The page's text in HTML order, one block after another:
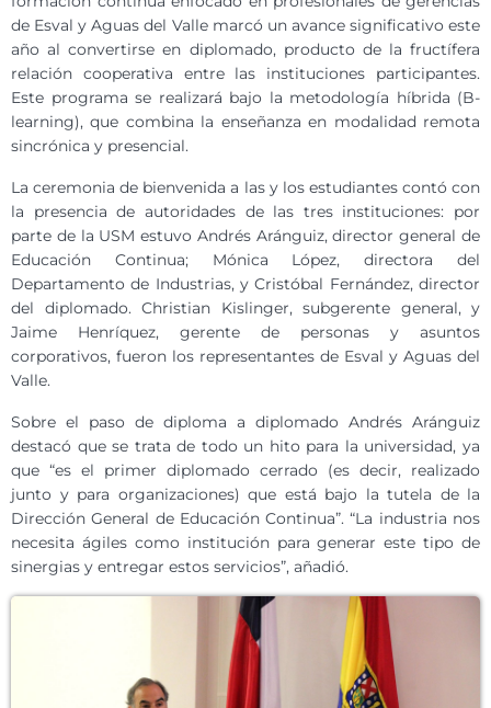
de Esval y Aguas del Valle marcó un avance significativo este
año al convertirse en diplomado, producto de la fructífera
relación cooperativa entre las instituciones participantes.
Este programa se realizará bajo la metodología híbrida (B-
learning), que combina la enseñanza en modalidad remota
sincrónica y presencial.
La ceremonia de bienvenida a las y los estudiantes contó con
la presencia de autoridades de las tres instituciones: por
parte de la USM estuvo Andrés Aránguiz, director general de
Educación Continua; Mónica López, directora del
Departamento de Industrias, y Cristóbal Fernández, director
del diplomado. Christian Kislinger, subgerente general, y
Jaime Henríquez, gerente de personas y asuntos
corporativos, fueron los representantes de Esval y Aguas del
Valle.
Sobre el paso de diploma a diplomado Andrés Aránguiz
destacó que se trata de todo un hito para la universidad, ya
que “es el primer diplomado cerrado (es decir, realizado
junto y para organizaciones) que está bajo la tutela de la
Dirección General de Educación Continua”. “La industria nos
necesita ágiles como institución para generar este tipo de
sinergias y entregar estos servicios”, añadió.